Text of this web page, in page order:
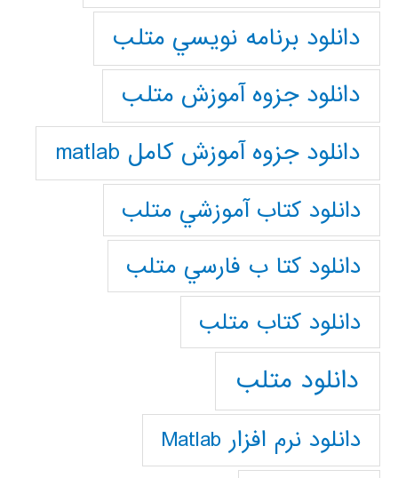
دانلود برنامه نويسي متلب
دانلود جزوه آموزش متلب
دانلود جزوه آموزش کامل matlab
دانلود كتاب آموزشي متلب
دانلود كتا ب فارسي متلب
دانلود كتاب متلب
دانلود متلب
دانلود نرم افزار Matlab